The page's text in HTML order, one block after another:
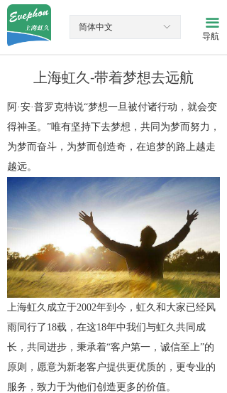
끀
网站首页
产品中心
新闻资讯
关于我们
联系我们
导航
ꀅ
简体中文
上海虹久-带着梦想去远航
阿·安·普罗克特说“梦想一旦被付诸行动，就会变
得神圣。”唯有坚持下去梦想，共同为梦而努力，
为梦而奋斗，为梦而创造奇，在追梦的路上越走
越远。
上海虹久成立于2002年到今，虹久和大家已经风
雨同行了18载，在这18年中我们与虹久共同成
长，共同进步，秉承着“客户第一，诚信至上”的
原则，愿意为新老客户提供更优质的，更专业的
服务，致力于为他们创造更多的价值。